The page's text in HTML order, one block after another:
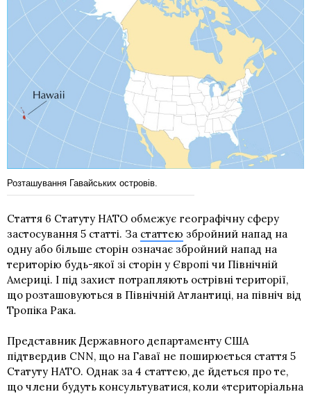
Розташування Гавайських островів.
Стаття 6 Статуту НАТО обмежує географічну сферу
застосування 5 статті. За статтею збройний напад на
одну або більше сторін означає збройний напад на
територію будь-якої зі сторін у Європі чи Північній
Америці. І під захист потрапляють острівні території,
що розташовуються в Північній Атлантиці, на північ від
Тропіка Рака.
Представник Державного департаменту США
підтвердив CNN, що на Гаваї не поширюється стаття 5
Cтатуту НАТО. Однак за 4 статтею, де йдеться про те,
що члени будуть консультуватися, коли «територіальна